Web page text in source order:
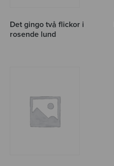
Det gingo två flickor i
rosende lund